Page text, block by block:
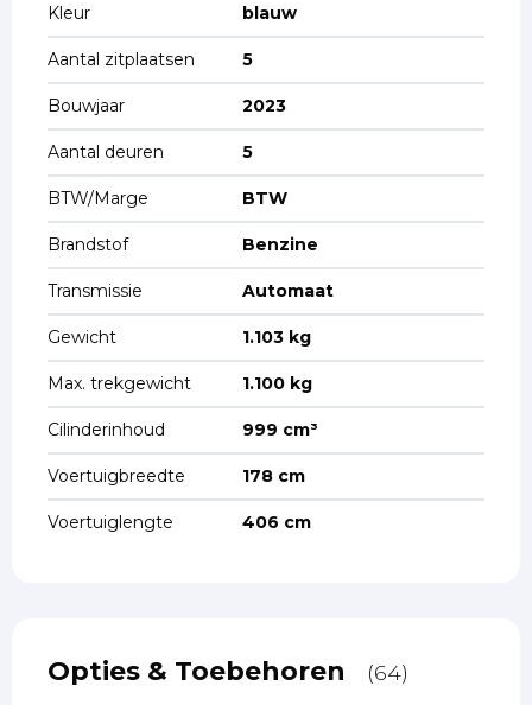
Kleur blauw
Aantal zitplaatsen 5
Bouwjaar 2023
Aantal deuren 5
BTW/Marge BTW
Brandstof Benzine
Transmissie Automaat
Gewicht 1.103 kg
Max. trekgewicht 1.100 kg
Cilinderinhoud 999 cm³
Voertuigbreedte 178 cm
Voertuiglengte 406 cm
Opties & Toebehoren (64)